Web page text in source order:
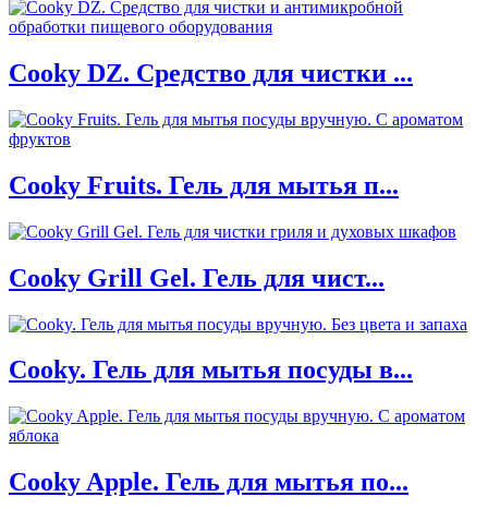
Cooky DZ. Средство для чистки ...
Cooky Fruits. Гель для мытья п...
Cooky Grill Gel. Гель для чист...
Cooky. Гель для мытья посуды в...
Cooky Apple. Гель для мытья по...